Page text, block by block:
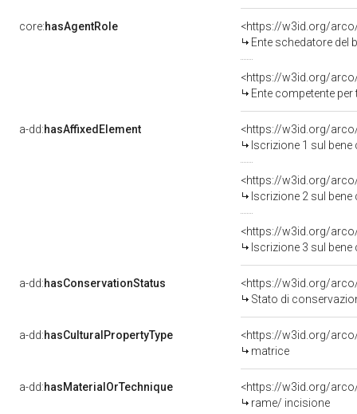
core:hasAgentRole
<https://w3id.org/
Ente schedatore del
<https://w3id.org/
Ente competente
a-dd:hasAffixedElement
<https://w3id.org/
Iscrizione 1 sul
<https://w3id.org/
Iscrizione 2 sul
<https://w3id.org/
Iscrizione 3 sul
a-dd:hasConservationStatus
<https://w3id.org/
Stato di
a-dd:hasCulturalPropertyType
<https://w3id.org/
matrice
a-dd:hasMaterialOrTechnique
<https://w3id.org/
rame/ incisione